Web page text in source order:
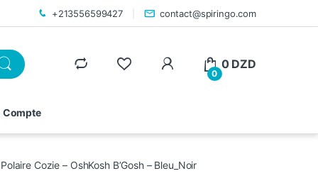
+213556599427 contact@spiringo.com
0
0 DZD
Compte
Cozie – OshKosh B’Gosh – Bleu_Noir